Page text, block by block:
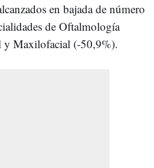
en bajada de número
de Oftalmología
Maxilofacial (-50,9%).